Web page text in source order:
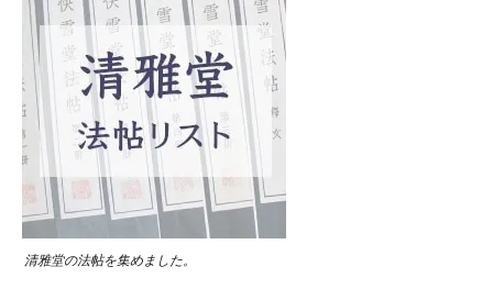
清雅堂の法帖を集めました。